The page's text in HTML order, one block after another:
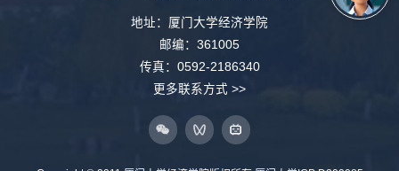
地址：厦门大学经济学院
邮编：361005
传真：0592-2186340
更多联系方式 >>